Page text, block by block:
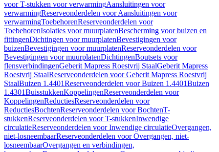
voor T-stukken voor verwarmingAansluitingen voor
verwarmingReserveonderdelen voor Aansluitingen voor
verwarmingToebehorenReserveonderdelen voor
ToebehorenIsolaties voor muurplatenBescherming voor buizen en
fittingenDichtingen voor muurplatenBevestigingen voor
buizenBevestigingen voor muurplatenReserveonderdelen voor
Bevestigingen voor muurplatenDichtingenBoutsets voor
flensverbindingenGeberit Mapress Roestvrij StaalGeberit Mapress
Roestvrij StaalReserveonderdelen voor Geberit Mapress Roestvrij
StaalBuizen 1.4401Reserveonderdelen voor Buizen 1.4401Buizen
1.4301BuisstukkenKoppelingenReserveonderdelen voor
KoppelingenReductiesReserveonderdelen voor
ReductiesBochtenReserveonderdelen voor BochtenT-
stukkenReserveonderdelen voor T-stukkenInwendige
circulatieReserveonderdelen voor Inwendige circulatieOvergangen,
niet-losneembaarReserveonderdelen voor Overgangen, niet-
losneembaarOvergangen en verbindingen,